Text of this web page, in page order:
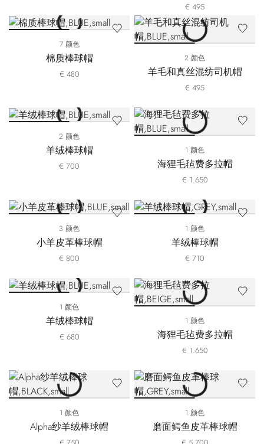
€ 495
7 颜色
棉质棒球帽
€ 480
2 颜色
羊毛和真丝混纺司机帽
€ 495
2 颜色
羊绒棒球帽
€ 700
1 颜色
海狸毛毡费多拉帽
€ 1.650
3 颜色
小羊皮革棒球帽
€ 800
1 颜色
羊绒棒球帽
€ 710
1 颜色
羊绒棒球帽
€ 680
1 颜色
海狸毛毡费多拉帽
€ 1.650
1 颜色
Alpha纱羊绒棒球帽
1 颜色
磨面鳄鱼皮革棒球帽